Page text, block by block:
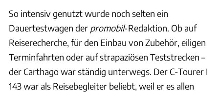
So intensiv genutzt wurde noch selten ein
Dauertestwagen der promobil-Redaktion. Ob auf
Reiserecherche, für den Einbau von Zubehör, eiligen
Terminfahrten oder auf strapaziösen Teststrecken –
der Carthago war ständig unterwegs. Der C-Tourer I
143 war als Reisebegleiter beliebt, weil er es allen